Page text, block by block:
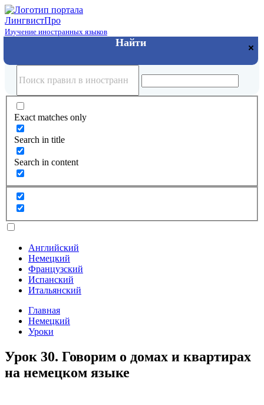
ЛингвистПро
Изучение иностранных языков
Exact matches only
Search in title
Search in content
Английский
Немецкий
Французский
Испанский
Итальянский
Главная
Немецкий
Уроки
Урок 30. Говорим о домах и квартирах
на немецком языке